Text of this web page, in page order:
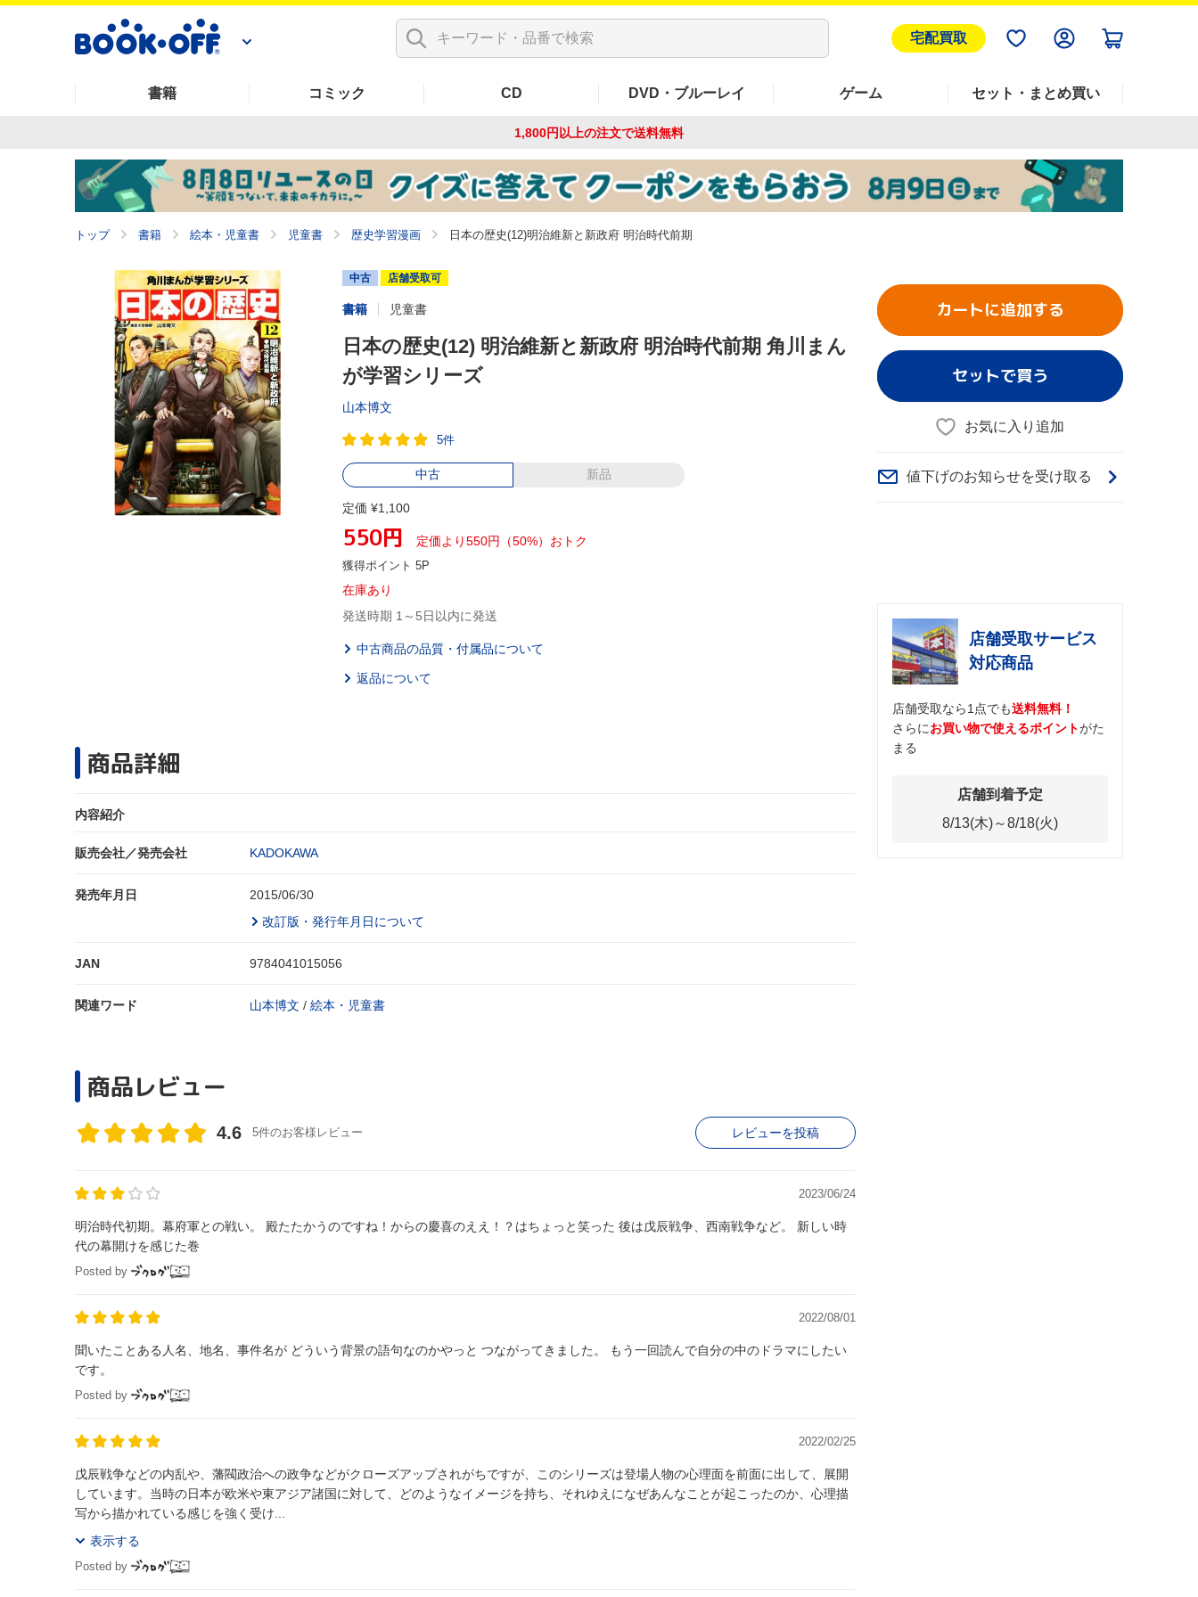
宅配買取
書籍 コミック CD DVD・ブルーレイ ゲーム セット・まとめ買い
1,800円以上の注文で送料無料
トップ 書籍 絵本・児童書 児童書 歴史学習漫画 日本の歴史(12)明治維新と新政府 明治時代前期
中古 店舗受取可
書籍 児童書
日本の歴史(12) 明治維新と新政府 明治時代前期 角川まん
が学習シリーズ
山本博文
5件
中古 新品
定価 ¥1,100
550円 定価より550円（50%）おトク
獲得ポイント 5P
在庫あり
発送時期 1～5日以内に発送
中古商品の品質・付属品について
返品について
商品詳細
内容紹介
販売会社／発売会社 KADOKAWA
発売年月日
2015/06/30
改訂版・発行年月日について
JAN 9784041015056
関連ワード 山本博文 / 絵本・児童書
カートに追加する
セットで買う
お気に入り追加
値下げのお知らせを受け取る
店舗受取サービス
対応商品
店舗受取なら1点でも送料無料！
さらにお買い物で使えるポイントがた
まる
店舗到着予定
8/13(木)～8/18(火)
商品レビュー
4.6 5件のお客様レビュー レビューを投稿
2023/06/24
明治時代初期。幕府軍との戦い。 殿たたかうのですね！からの慶喜のええ！？はちょっと笑った 後は戊辰戦争、西南戦争など。 新しい時
代の幕開けを感じた巻
Posted by
2022/08/01
聞いたことある人名、地名、事件名が どういう背景の語句なのかやっと つながってきました。 もう一回読んで自分の中のドラマにしたい
です。
Posted by
2022/02/25
戊辰戦争などの内乱や、藩閥政治への政争などがクローズアップされがちですが、このシリーズは登場人物の心理面を前面に出して、展開
しています。当時の日本が欧米や東アジア諸国に対して、どのようなイメージを持ち、それゆえになぜあんなことが起こったのか、心理描
写から描かれている感じを強く受け...
表示する
Posted by